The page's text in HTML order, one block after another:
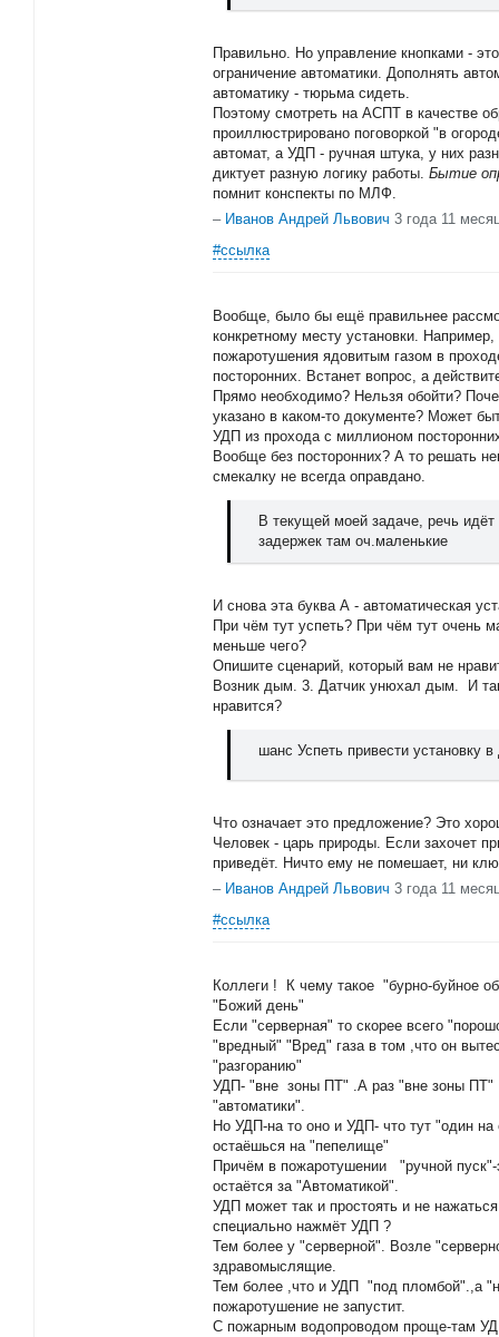
Правильно. Но управление кнопками -
ограничение автоматики. Дополнять
автоматику - тюрьма сидеть.
Поэтому смотреть на АСПТ в качестве
проиллюстрировано поговоркой "в
автомат, а УДП - ручная штука, у них
диктует разную логику работы. Бытие
помнит конспекты по МЛФ.
– Иванов Андрей Львович 3 года 11
#ссылка
Вообще, было бы ещё правильнее
конкретному месту установки.
пожаротушения ядовитым газом в
посторонних. Встанет вопрос, а
Прямо необходимо? Нельзя обойти?
указано в каком-то документе? Может
УДП из прохода с миллионом
Вообще без посторонних? А то решать
смекалку не всегда оправдано.
В текущей моей задаче, речь
задержек там оч.маленькие
И снова эта буква А - автоматическая
При чём тут успеть? При чём тут очень
меньше чего?
Опишите сценарий, который вам не
Возник дым. 3. Датчик унюхал дым. И
нравится?
шанс Успеть привести установку
Что означает это предложение? Это
Человек - царь природы. Если захочет
приведёт. Ничто ему не помешает, ни
– Иванов Андрей Львович 3 года 11
#ссылка
Коллеги ! К чему такое "бурно-буйное
"Божий день"
Если "серверная" то скорее всего
"вредный" "Вред" газа в том ,что он
"разгоранию"
УДП- "вне зоны ПТ" .А раз "вне зоны ПТ"
"автоматики".
Но УДП-на то оно и УДП- что тут "один
остаёшься на "пепелище"
Причём в пожаротушении "ручной пуск"-
остаётся за "Автоматикой".
УДП может так и простоять и не
специально нажмёт УДП ?
Тем более у "серверной". Возле
здравомыслящие.
Тем более ,что и УДП "под пломбой".,а
пожаротушение не запустит.
С пожарным водопроводом проще-там